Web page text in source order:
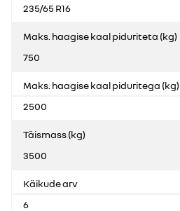
235/65 R16
Maks. haagise kaal piduriteta (kg)
750
Maks. haagise kaal piduritega (kg)
2500
Täismass (kg)
3500
Käikude arv
6